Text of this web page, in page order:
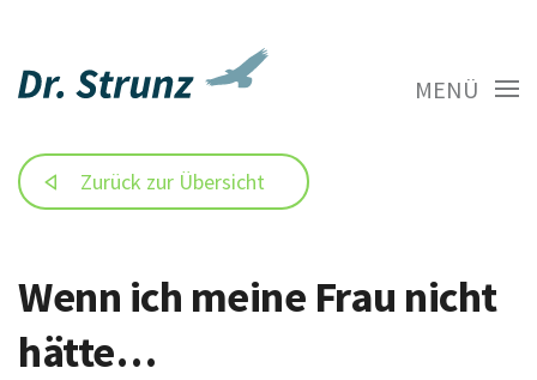
MENÜ
Zurück zur Übersicht
Wenn ich meine Frau nicht
hätte…